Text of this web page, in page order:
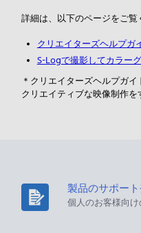
詳細は、以下のページをご覧
クリエイターズヘルプガ
S-Logで撮影してカラー
＊クリエイターズヘルプガ
クリエイティブな映像制作を
製品のサポー
個人のお客様向